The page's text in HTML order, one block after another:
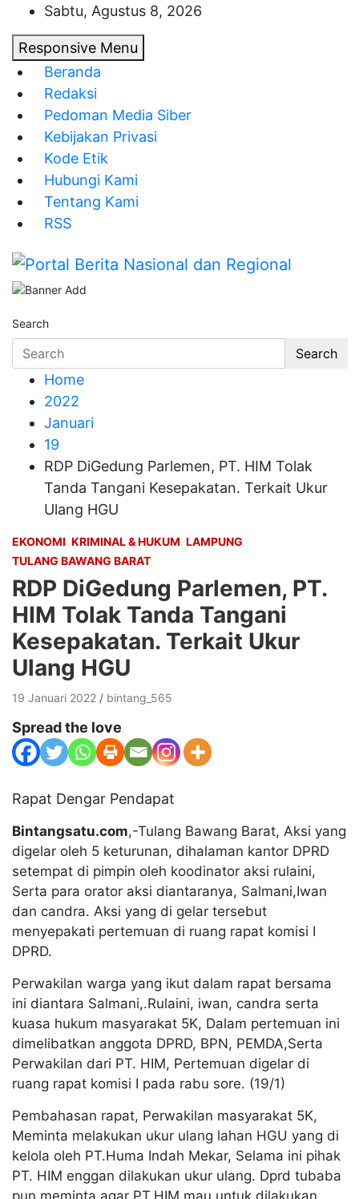
to
content
Sabtu, Agustus 8, 2026
Responsive Menu
Beranda
Redaksi
Pedoman Media Siber
Kebijakan Privasi
Kode Etik
Hubungi Kami
Tentang Kami
RSS
Portal Berita Nasional dan Regional
Search
Search
Home
2022
Januari
19
RDP DiGedung Parlemen, PT. HIM Tolak
Tanda Tangani Kesepakatan. Terkait Ukur
Ulang HGU
EKONOMI KRIMINAL & HUKUM LAMPUNG
TULANG BAWANG BARAT
RDP DiGedung Parlemen, PT.
HIM Tolak Tanda Tangani
Kesepakatan. Terkait Ukur
Ulang HGU
19 Januari 2022 bintang_565
Spread the love
Rapat Dengar Pendapat
Bintangsatu.com,-Tulang Bawang Barat, Aksi yang
digelar oleh 5 keturunan, dihalaman kantor DPRD
setempat di pimpin oleh koodinator aksi rulaini,
Serta para orator aksi diantaranya, Salmani,Iwan
dan candra. Aksi yang di gelar tersebut
menyepakati pertemuan di ruang rapat komisi I
DPRD.
Perwakilan warga yang ikut dalam rapat bersama
ini diantara Salmani,.Rulaini, iwan, candra serta
kuasa hukum masyarakat 5K, Dalam pertemuan ini
dimelibatkan anggota DPRD, BPN, PEMDA,Serta
Perwakilan dari PT. HIM, Pertemuan digelar di
ruang rapat komisi I pada rabu sore. (19/1)
Pembahasan rapat, Perwakilan masyarakat 5K,
Meminta melakukan ukur ulang lahan HGU yang di
kelola oleh PT.Huma Indah Mekar, Selama ini pihak
PT. HIM enggan dilakukan ukur ulang. Dprd tubaba